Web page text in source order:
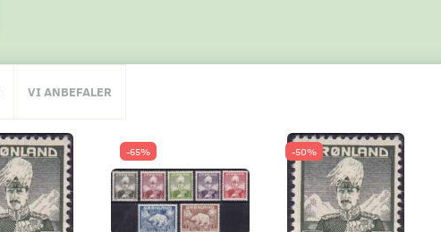
VI ANBEFALER
-65% -50%